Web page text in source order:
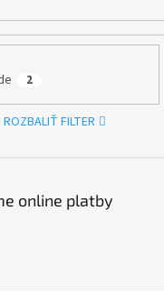
2
ROZBALIŤ FILTER
online platby